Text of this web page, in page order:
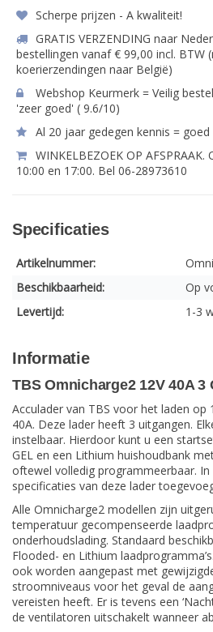
Scherpe prijzen - A kwaliteit!
GRATIS VERZENDING naar
bestellingen vanaf € 99,00 incl. BTW
koerierzendingen naar België)
Webshop Keurmerk = Veilig
'zeer goed' ( 9.6/10)
Al 20 jaar gedegen kennis = goed
WINKELBEZOEK OP
10:00 en 17:00. Bel 06-28973610
Specificaties
Artikelnummer:
Beschikbaarheid:
Op
Levertijd:
1-3
Informatie
TBS Omnicharge2 12V 40A
Acculader van TBS voor het laden op
40A. Deze lader heeft 3 uitgangen.
instelbaar. Hierdoor kunt u een
GEL en een Lithium huishoudbank
oftewel volledig programmeerbaar.
specificaties van deze lader
Alle Omnicharge2 modellen zijn
temperatuur gecompenseerde
onderhoudslading. Standaard
Flooded- en Lithium
ook worden aangepast met
stroomniveaus voor het geval de
vereisten heeft. Er is tevens een
de ventilatoren uitschakelt wanneer